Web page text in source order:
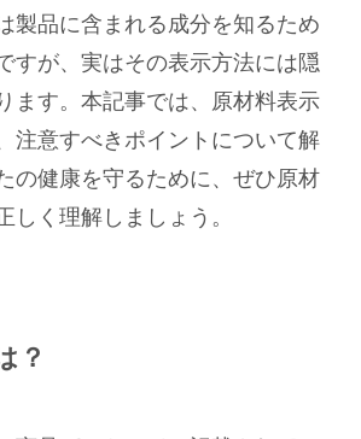
製品に含まれる成分を知るため
すが、実はその表示方法には隠
ます。本記事では、原材料表示
注意すべきポイントについて解
の健康を守るために、ぜひ原材
しく理解しましょう。
？